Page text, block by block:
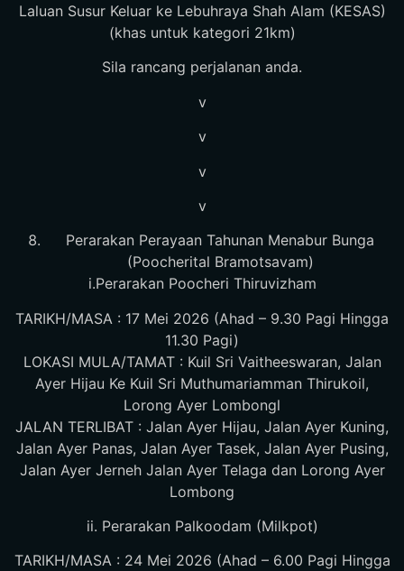
Laluan Susur Keluar ke Lebuhraya Shah Alam (KESAS)
(khas untuk kategori 21km)
Sila rancang perjalanan anda.
v
v
v
v
Perarakan Perayaan Tahunan Menabur Bunga
(Poocherital Bramotsavam)
i.Perarakan Poocheri Thiruvizham
TARIKH/MASA : 17 Mei 2026 (Ahad – 9.30 Pagi Hingga
11.30 Pagi)
LOKASI MULA/TAMAT : Kuil Sri Vaitheeswaran, Jalan
Ayer Hijau Ke Kuil Sri Muthumariamman Thirukoil,
Lorong Ayer Lombongl
JALAN TERLIBAT : Jalan Ayer Hijau, Jalan Ayer Kuning,
Jalan Ayer Panas, Jalan Ayer Tasek, Jalan Ayer Pusing,
Jalan Ayer Jerneh Jalan Ayer Telaga dan Lorong Ayer
Lombong
ii. Perarakan Palkoodam (Milkpot)
TARIKH/MASA : 24 Mei 2026 (Ahad – 6.00 Pagi Hingga